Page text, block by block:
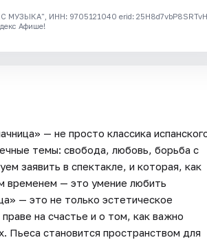
ИНН: 9705121040 erid:
Афише!
— не просто классика
темы: свобода, любовь, борьба с
заявить в спектакле, и которая, как
временем — это умение любить
— это не только эстетическое
на счастье и о том, как важно
Пьеса становится пространством для